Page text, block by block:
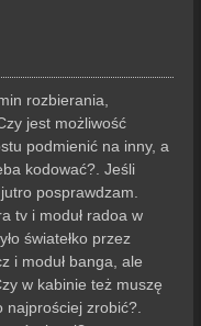
rozbierania,
jest możliwość
podmienić na inny, a
kodować?. Jeśli
posprawdzam.
tv i moduł radoa w
światełko przez
i moduł banga, ale
w kabinie też muszę
zrobić?.